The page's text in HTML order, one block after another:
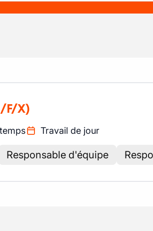
F/X)
Travail de jour
Responsable d'équipe